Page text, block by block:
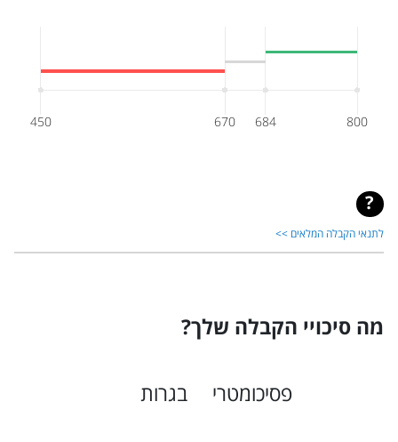
450 670 684 800
לתנאי הקבלה המלאים >>
מה סיכויי הקבלה שלך?
פסיכומטרי בגרות